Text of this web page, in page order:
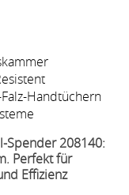
Handtüchern
Spender 208140:
Perfekt für
Effizienz